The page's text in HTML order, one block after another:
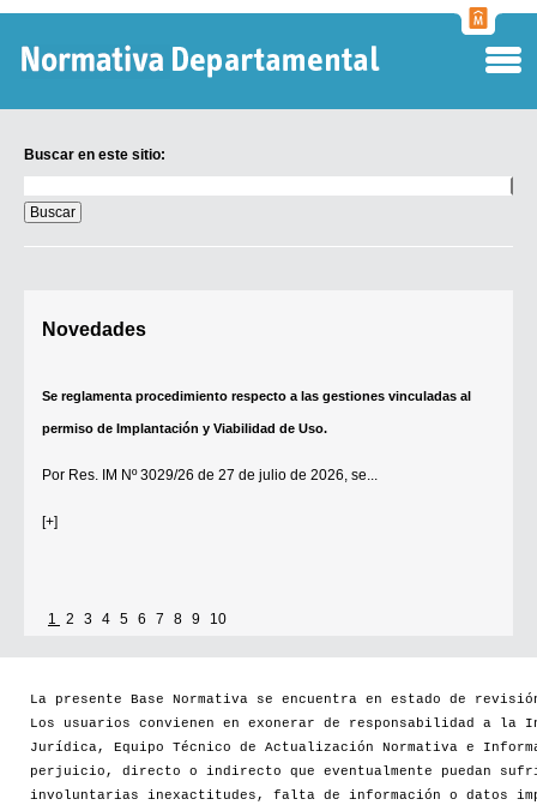
Buscar en este sitio:
en
este
sitio:
Novedades
Se reglamenta procedimiento respecto a las gestiones vinculadas al
permiso de Implantación y Viabilidad de Uso.
Por Res. IM Nº 3029/26 de 27 de julio de 2026, se...
[+]
1 2 3 4 5 6 7 8 9 10
La presente Base Normativa se encuentra en estado de
Los usuarios convienen en exonerar de responsabilidad a la
Jurídica, Equipo Técnico de Actualización Normativa e
perjuicio, directo o indirecto que eventualmente puedan
involuntarias inexactitudes, falta de información o datos